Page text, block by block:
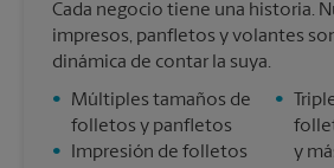
Cada negocio tiene una historia.
impresos, panfletos y volantes
dinámica de contar la suya.
•
Múltiples tamaños de
folletos y panfletos
•
Impresión de folletos
•
y